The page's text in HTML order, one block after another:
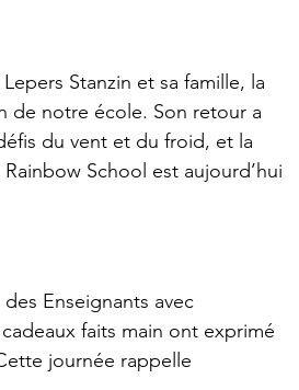
Stanzin et sa famille, la
de notre école. Son retour a
du vent et du froid, et la
School est aujourd’hui
Enseignants avec
faits main ont exprimé
journée rappelle